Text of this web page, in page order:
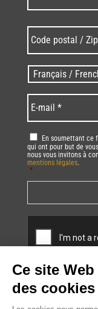
postal
/
Zip
code
* *
Langues
/
Language *
mail *
RGPD *
En soumettant ce
qui ont pour but de
nous vous invitons à
mentions légales.
*